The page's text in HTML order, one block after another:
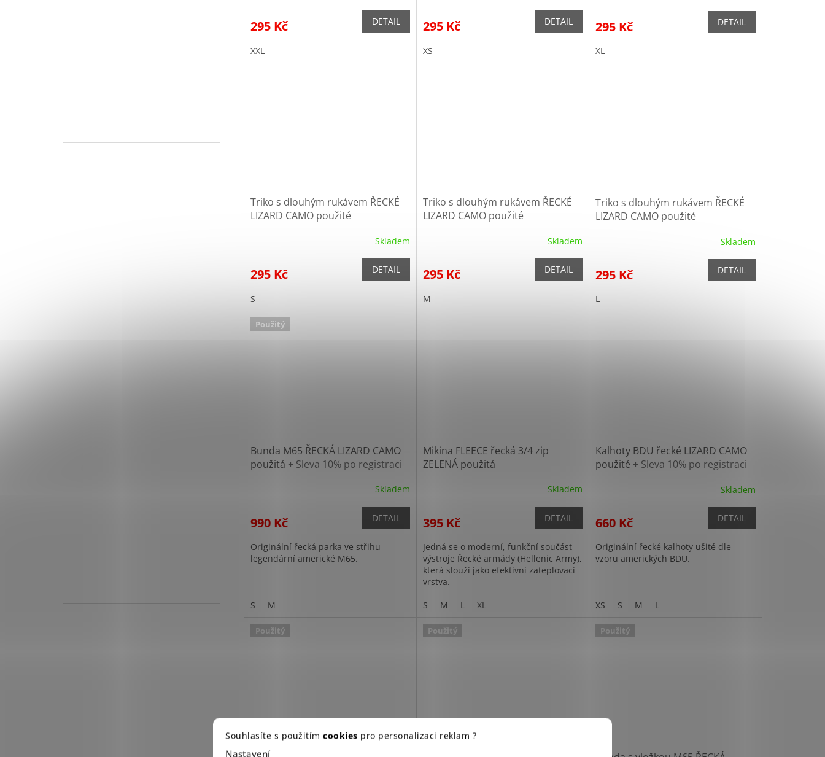
Souhlasíte s použitím cookies pro personalizaci reklam ?
Nastavení
295 Kč DETAIL
XXL
295 Kč DETAIL
XS
295 Kč DETAIL
XL
Triko s dlouhým rukávem ŘECKÉ
LIZARD CAMO použité
Skladem
295 Kč DETAIL
S
Triko s dlouhým rukávem ŘECKÉ
LIZARD CAMO použité
Skladem
295 Kč DETAIL
M
Triko s dlouhým rukávem ŘECKÉ
LIZARD CAMO použité
Skladem
295 Kč DETAIL
L
Použitý
Bunda M65 ŘECKÁ LIZARD CAMO
použitá + Sleva 10% po registraci
Skladem
990 Kč DETAIL
Originální řecká parka ve střihu
legendární americké M65.
S M
Mikina FLEECE řecká 3/4 zip
ZELENÁ použitá
Skladem
395 Kč DETAIL
Jedná se o moderní, funkční součást
výstroje Řecké armády (Hellenic Army),
která slouží jako efektivní zateplovací
vrstva.
S
M L XL
Kalhoty BDU řecké LIZARD CAMO
použité + Sleva 10% po registraci
Skladem
660 Kč DETAIL
Originální řecké kalhoty ušité dle
vzoru amerických BDU.
XS S M L
Použitý Použitý Použitý